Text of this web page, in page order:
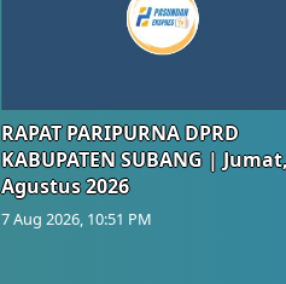
RAPAT PARIPURNA DPRD
KABUPATEN SUBANG |
Agustus 2026
7 Aug 2026, 10:51 PM